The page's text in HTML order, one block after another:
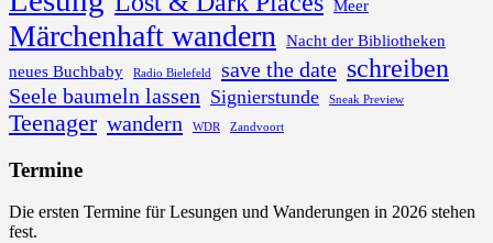
Meer
Märchenhaft wandern
Nacht der Bibliotheken
neues Buchbaby
Radio Bielefeld save the date schreiben
Seele baumeln lassen Signierstunde Sneak Preview
Teenager wandern WDR Zandvoort
Termine
Die ersten Termine für Lesungen und Wanderungen in 2026 stehen
fest.